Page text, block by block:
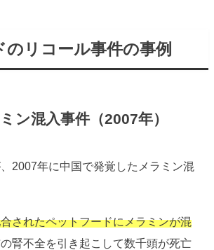
のリコール事件の事例
ン混入事件（2007年）
2007年に中国で発覚したメラミン混
されたペットフードにメラミンが混
腎不全を引き起こして数千頭が死亡